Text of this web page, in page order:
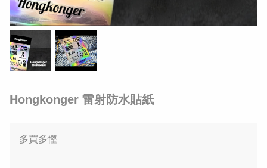
Hongkonger 雷射防水貼紙
多買多慳